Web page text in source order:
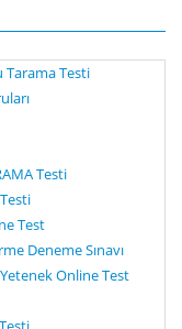
Tarama Testi
Testi
Test
Deneme Sınavı
Online Test